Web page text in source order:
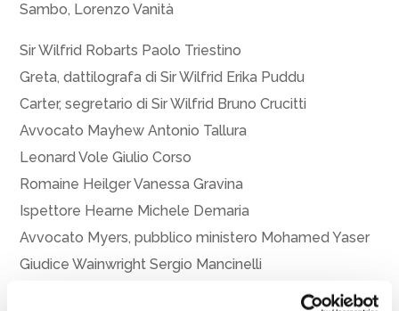
Sambo, Lorenzo Vanità
Sir Wilfrid Robarts Paolo Triestino
Greta, dattilografa di Sir Wilfrid Erika Puddu
Carter, segretario di Sir Wilfrid Bruno Crucitti
Avvocato Mayhew Antonio Tallura
Leonard Vole Giulio Corso
Romaine Heilger Vanessa Gravina
Ispettore Hearne Michele Demaria
Avvocato Myers, pubblico ministero Mohamed Yaser
Giudice Wainwright Sergio Mancinelli